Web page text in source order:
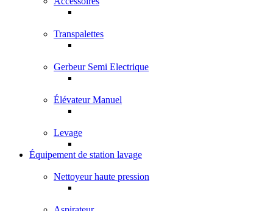
Transpalettes
Gerbeur Semi Electrique
Élévateur Manuel
Levage
Équipement de station lavage
Nettoyeur haute pression